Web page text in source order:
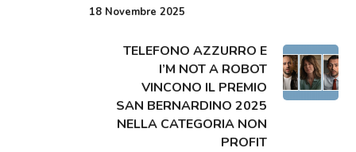
18 Novembre 2025
TELEFONO AZZURRO E
I’M NOT A ROBOT
VINCONO IL PREMIO
SAN BERNARDINO 2025
NELLA CATEGORIA NON
PROFIT